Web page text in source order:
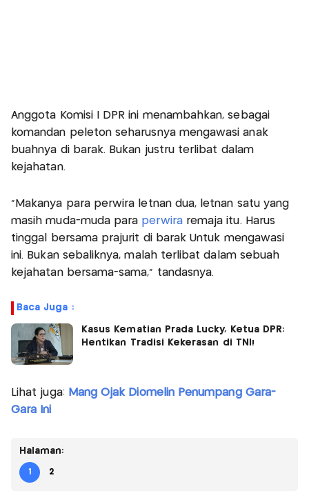
Anggota Komisi I DPR ini menambahkan, sebagai
komandan peleton seharusnya mengawasi anak
buahnya di barak. Bukan justru terlibat dalam
kejahatan.
"Makanya para perwira letnan dua, letnan satu yang
masih muda-muda para perwira remaja itu. Harus
tinggal bersama prajurit di barak Untuk mengawasi
ini. Bukan sebaliknya, malah terlibat dalam sebuah
kejahatan bersama-sama," tandasnya.
Baca Juga :
Kasus Kematian Prada Lucky, Ketua DPR:
Hentikan Tradisi Kekerasan di TNI!
Lihat juga: Mang Ojak Diomelin Penumpang Gara-
Gara Ini
Halaman:
1 2